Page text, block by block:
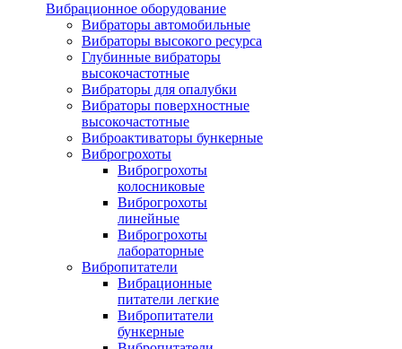
Вибрационное оборудование
Вибраторы автомобильные
Вибраторы высокого ресурса
Глубинные вибраторы
высокочастотные
Вибраторы для опалубки
Вибраторы поверхностные
высокочастотные
Виброактиваторы бункерные
Виброгрохоты
Виброгрохоты
колосниковые
Виброгрохоты
линейные
Виброгрохоты
лабораторные
Вибропитатели
Вибрационные
питатели легкие
Вибропитатели
бункерные